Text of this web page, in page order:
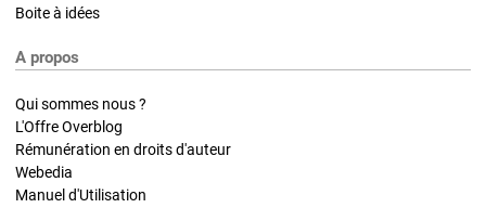
Boite à idées
A propos
Qui sommes nous ?
L'Offre Overblog
Rémunération en droits d'auteur
Webedia
Manuel d'Utilisation